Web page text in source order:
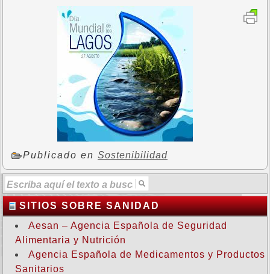
Publicado en Sostenibilidad
SITIOS SOBRE SANIDAD
Aesan – Agencia Española de Seguridad
Alimentaria y Nutrición
Agencia Española de Medicamentos y Productos
Sanitarios